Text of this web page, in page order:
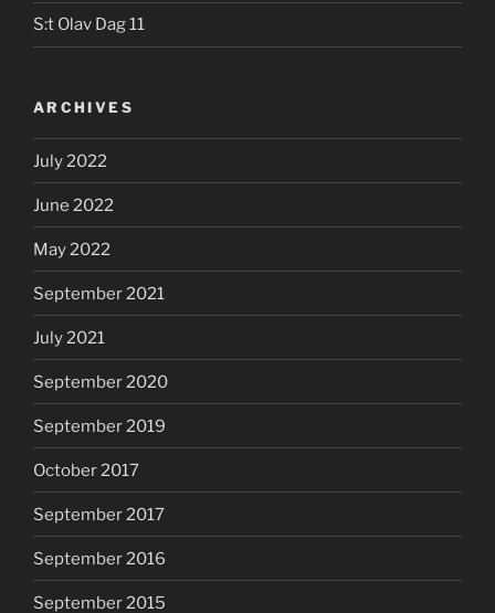
S:t Olav Dag 11
ARCHIVES
July 2022
June 2022
May 2022
September 2021
July 2021
September 2020
September 2019
October 2017
September 2017
September 2016
September 2015